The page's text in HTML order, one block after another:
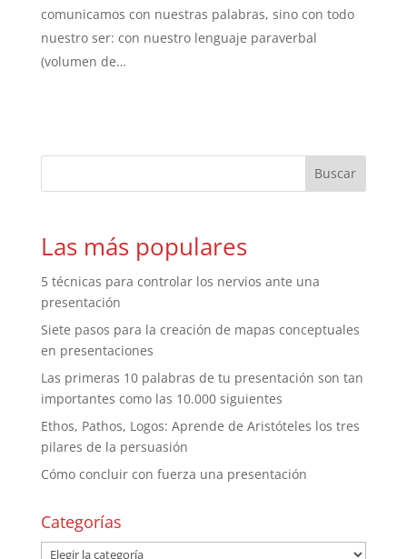
comunicamos con nuestras palabras, sino con todo
nuestro ser: con nuestro lenguaje paraverbal
(volumen de…
Las más populares
5 técnicas para controlar los nervios ante una
presentación
Siete pasos para la creación de mapas conceptuales
en presentaciones
Las primeras 10 palabras de tu presentación son tan
importantes como las 10.000 siguientes
Ethos, Pathos, Logos: Aprende de Aristóteles los tres
pilares de la persuasión
Cómo concluir con fuerza una presentación
Categorías